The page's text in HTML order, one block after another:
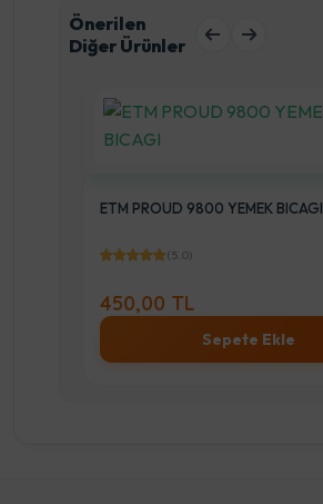
Önerilen
Diğer Ürünler
ETM PROUD 9800 YEMEK BICAGI
(5.0)
450,00 TL
Sepete Ekle